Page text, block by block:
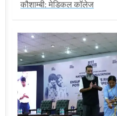
कौशाम्बी: मेडिकल कॉलेज